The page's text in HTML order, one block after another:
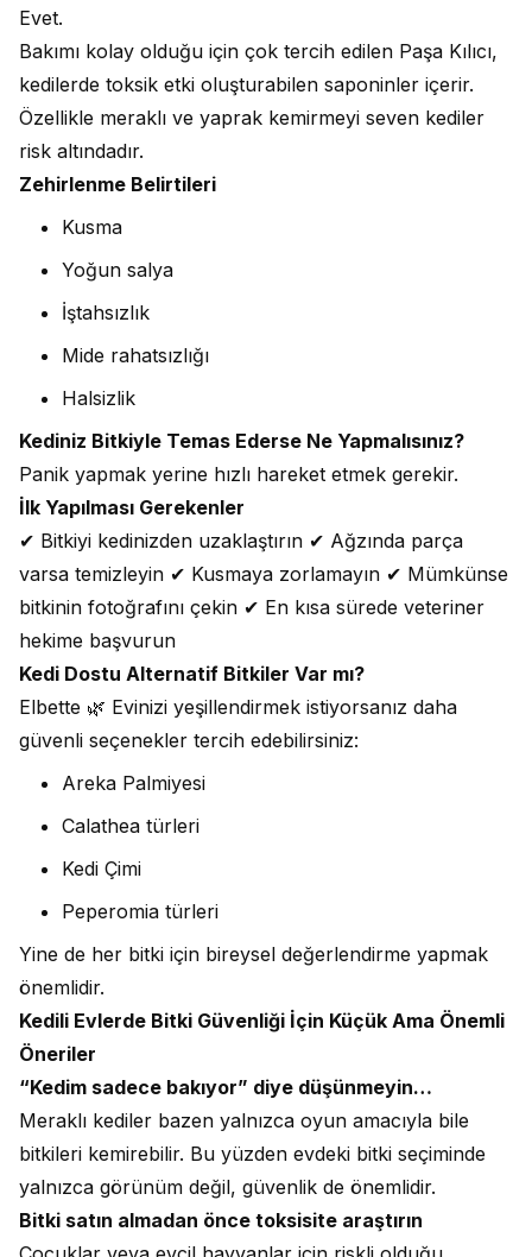
Evet.
Bakımı kolay olduğu için çok tercih edilen Paşa Kılıcı,
kedilerde toksik etki oluşturabilen saponinler içerir.
Özellikle meraklı ve yaprak kemirmeyi seven kediler
risk altındadır.
Zehirlenme Belirtileri
Kusma
Yoğun salya
İştahsızlık
Mide rahatsızlığı
Halsizlik
Kediniz Bitkiyle Temas Ederse Ne Yapmalısınız?
Panik yapmak yerine hızlı hareket etmek gerekir.
İlk Yapılması Gerekenler
✔ Bitkiyi kedinizden uzaklaştırın ✔ Ağzında parça
varsa temizleyin ✔ Kusmaya zorlamayın ✔ Mümkünse
bitkinin fotoğrafını çekin ✔ En kısa sürede veteriner
hekime başvurun
Kedi Dostu Alternatif Bitkiler Var mı?
Elbette 🌿 Evinizi yeşillendirmek istiyorsanız daha
güvenli seçenekler tercih edebilirsiniz:
Areka Palmiyesi
Calathea türleri
Kedi Çimi
Peperomia türleri
Yine de her bitki için bireysel değerlendirme yapmak
önemlidir.
Kedili Evlerde Bitki Güvenliği İçin Küçük Ama Önemli
Öneriler
“Kedim sadece bakıyor” diye düşünmeyin…
Meraklı kediler bazen yalnızca oyun amacıyla bile
bitkileri kemirebilir. Bu yüzden evdeki bitki seçiminde
yalnızca görünüm değil, güvenlik de önemlidir.
Bitki satın almadan önce toksisite araştırın